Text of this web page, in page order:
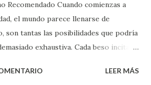
Recomendado Cuando comienzas a
el mundo parece llenarse de
son tantas las posibilidades que podría
exhaustiva. Cada beso incita
hubieras imaginado. El problema es
LEER MÁS